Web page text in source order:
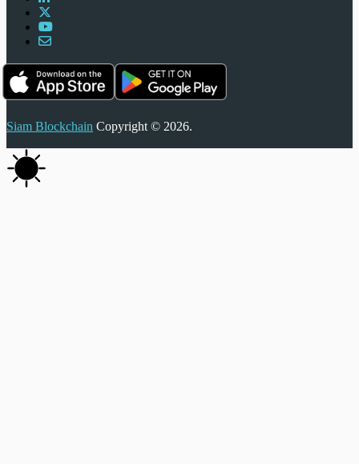
Siam Blockchain Copyright © 2026.